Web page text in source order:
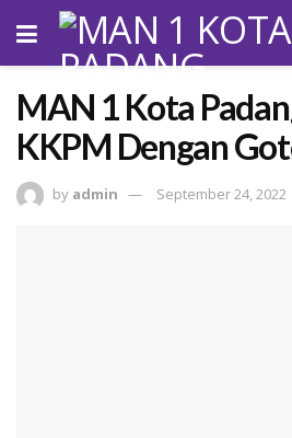
MAN 1 Kota
KKPM Dengan
by admin September 24, 2022